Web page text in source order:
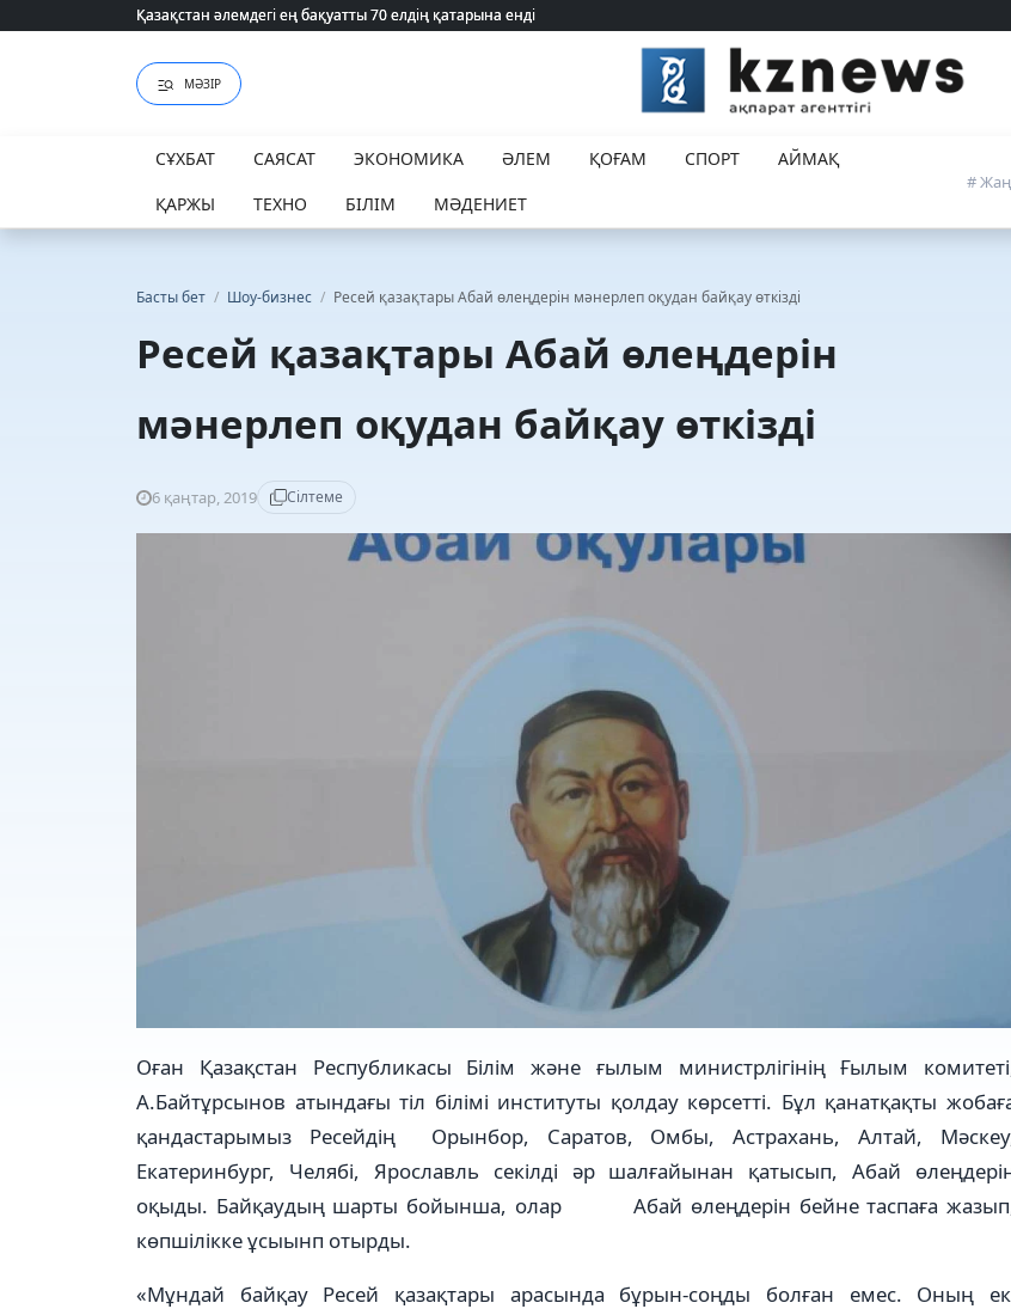
Қазақстан әлемдегі ең бақуатты 70 елдің қатарына енді
Қазақстан әлемдегі ең бақуатты 70 елдің қатарына енді
МӘЗІР
СҰХБАТ САЯСАТ ЭКОНОМИКА ӘЛЕМ ҚОҒАМ СПОРТ
АЙМАҚ
ҚАРЖЫ
ТЕХНО БІЛІМ МӘДЕНИЕТ
#
Басты бет / Шоу-бизнес / Ресей қазақтары Абай өлеңдерін мәнерлеп оқудан байқау өткізді
Ресей қазақтары Абай өлеңдерін
мәнерлеп оқудан байқау өткізді
6 қаңтар, 2019 Сілтеме
Оған Қазақстан Республикасы Білім және ғылым министрлігінің Ғылым
А.Байтұрсынов атындағы тіл білімі институты қолдау көрсетті. Бұл қанатқақты
қандастарымыз Ресейдің Орынбор, Саратов, Омбы, Астрахань, Алтай,
Екатеринбург, Челябі, Ярославль секілді әр шалғайынан қатысып, Абай
оқыды. Байқаудың шарты бойынша, олар Абай өлеңдерін бейне таспаға
көпшілікке ұсыынп отырды.
«Мұндай байқау Ресей қазақтары арасында бұрын-соңды болған емес. Оның